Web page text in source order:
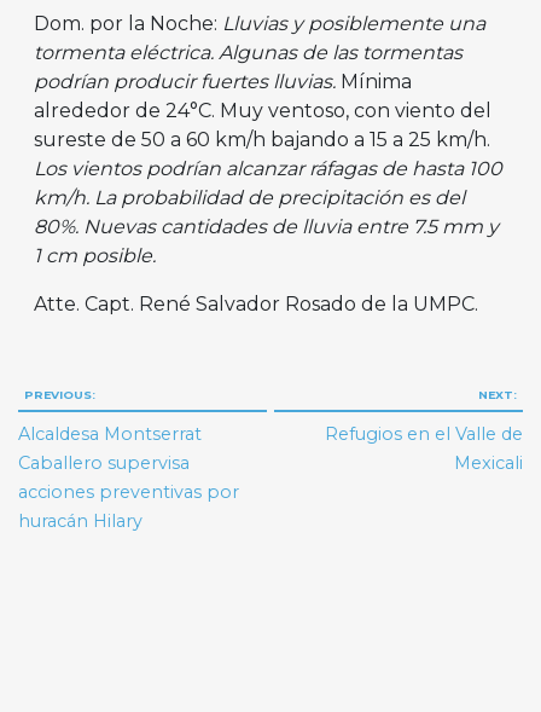
Dom. por la Noche: Lluvias y posiblemente una
tormenta eléctrica. Algunas de las tormentas
podrían producir fuertes lluvias. Mínima
alrededor de 24°C. Muy ventoso, con viento del
sureste de 50 a 60 km/h bajando a 15 a 25 km/h.
Los vientos podrían alcanzar ráfagas de hasta 100
km/h. La probabilidad de precipitación es del
80%. Nuevas cantidades de lluvia entre 7.5 mm y
1 cm posible.
Atte. Capt. René Salvador Rosado de la UMPC.
Navegación
de
entradas
PREVIOUS:
Alcaldesa Montserrat
Caballero supervisa
acciones preventivas por
huracán Hilary
NEXT:
Refugios en el Valle de
Mexicali